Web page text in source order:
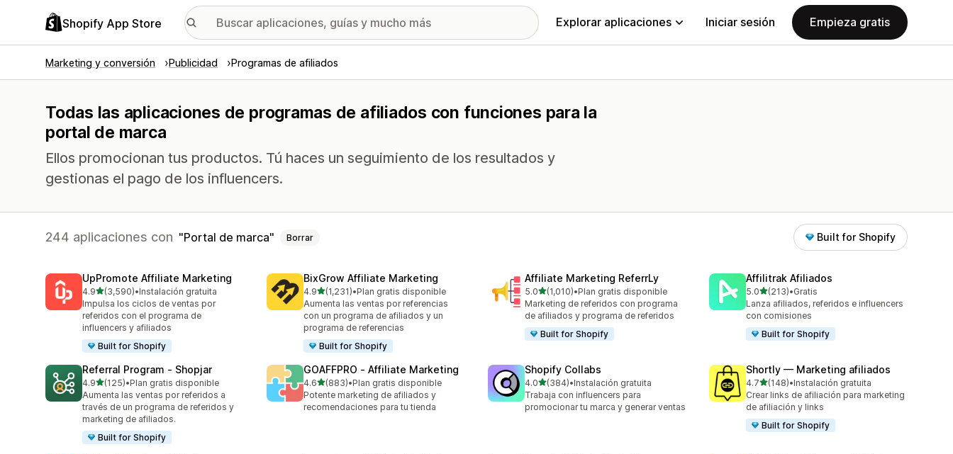
Shopify App Store Explorar aplicaciones Iniciar sesión Empieza gratis
Marketing y conversión Publicidad Programas de afiliados
Todas las aplicaciones de programas de afiliados con funciones para la
portal de marca
Ellos promocionan tus productos. Tú haces un seguimiento de los resultados y
gestionas el pago de los influencers.
244 aplicaciones con Portal de marca Borrar Built for Shopify
UpPromote Affiliate Marketing
4.9de 5 estrellas
(3,590)
3590 reseñas en total
•Instalación gratuita
Impulsa los ciclos de ventas por
referidos con el programa de
influencers y afiliados
Built for Shopify
BixGrow Affiliate Marketing
4.9de 5 estrellas
(1,231)
1231 reseñas en total
•Plan gratis disponible
Aumenta las ventas por referencias
con un programa de afiliados y un
programa de referencias
Built for Shopify
Affiliate Marketing ReferrLy
5.0de 5 estrellas
(1,010)
1010 reseñas en total
•Plan gratis disponible
Marketing de referidos con programa
de afiliados y programa de referidos
Built for Shopify
Affilitrak Afiliados
5.0de 5 estrellas
(213)
213 reseñas en total
•Gratis
Lanza afiliados, referidos e influencers
con comisiones
Built for Shopify
Referral Program ‑ Shopjar
4.9de 5 estrellas
(125)
125 reseñas en total
•Plan gratis disponible
Aumenta las ventas por referidos a
través de un programa de referidos y
marketing de afiliados.
Built for Shopify
GOAFFPRO ‑ Affiliate Marketing
4.6de 5 estrellas
(883)
883 reseñas en total
•Plan gratis disponible
Potente marketing de afiliados y
recomendaciones para tu tienda
Shopify Collabs
4.0de 5 estrellas
(384)
384 reseñas en total
•Instalación gratuita
Trabaja con influencers para
promocionar tu marca y generar ventas
Shortly — Marketing afiliados
4.7de 5 estrellas
(148)
148 reseñas en total
•Instalación gratuita
Crear links de afiliación para marketing
de afiliación y links
Built for Shopify